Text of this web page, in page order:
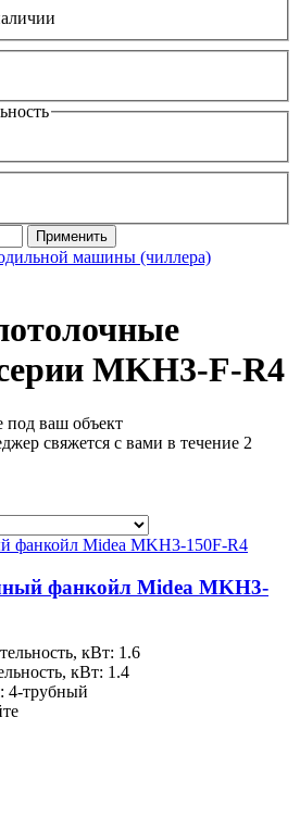
MKH3-F-R4
под ваш объект
свяжется с вами в течение 2
фанкойл Midea MKH3-
кВт: 1.6
кВт: 1.4
4-трубный